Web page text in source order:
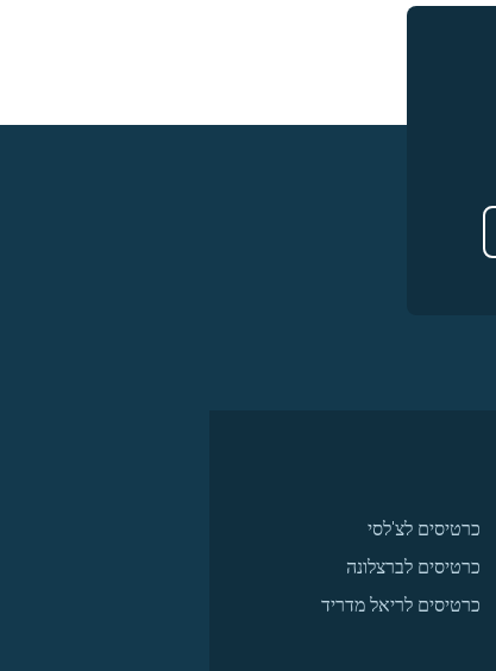
כרטיסים לצ'לסי
כרטיסים לברצלונה
כרטיסים לריאל מדריד